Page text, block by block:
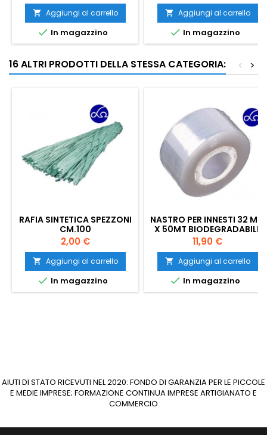
 Aggiungi al carrello
 In magazzino
 Aggiungi al carrello
 In magazzino
16 ALTRI PRODOTTI DELLA STESSA CATEGORIA: >
<
RAFIA SINTETICA SPEZZONI
CM.100
Prezzo
2,00 €
 Aggiungi al carrello
 In magazzino
NASTRO PER INNESTI 32 MM
X 50MT BIODEGRADABILE
Prezzo
11,90 €
 Aggiungi al carrello
 In magazzino
AIUTI DI STATO RICEVUTI NEL 2020: FONDO DI GARANZIA PER LE PICCOLE
E MEDIE IMPRESE; FORMAZIONE CONTINUA IMPRESE ARTIGIANATO E
COMMERCIO